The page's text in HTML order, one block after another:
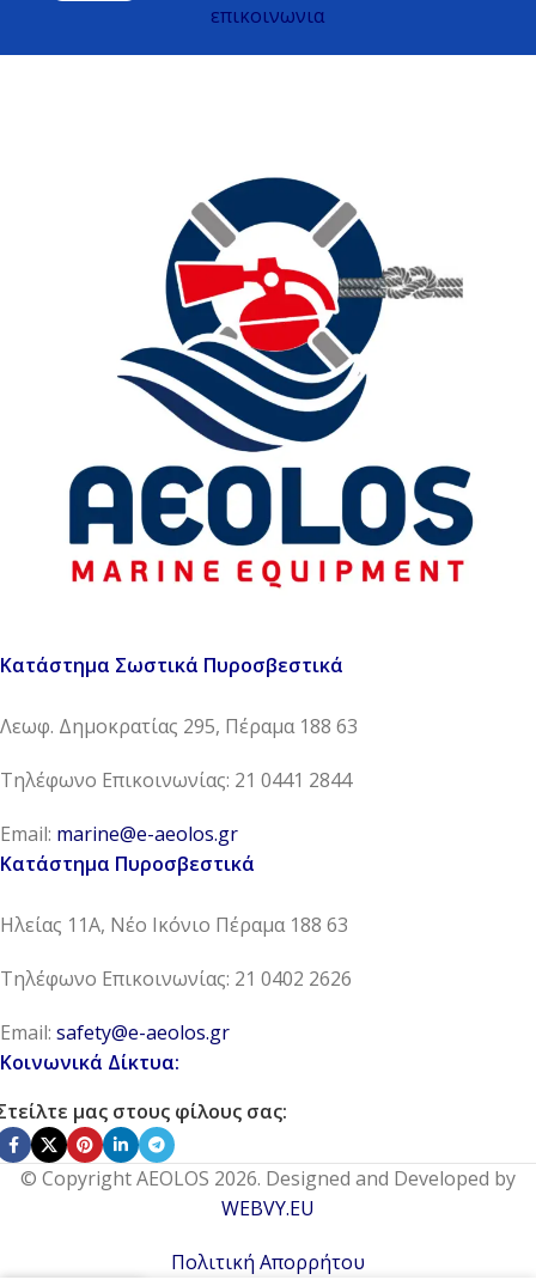
επικοινωνια
Κατάστημα Σωστικά Πυροσβεστικά
Λεωφ. Δημοκρατίας 295, Πέραμα 188 63
Τηλέφωνο Επικοινωνίας: 21 0441 2844
Email: marine@e-aeolos.gr
Κατάστημα Πυροσβεστικά
Ηλείας 11Α, Νέο Ικόνιο Πέραμα 188 63
Τηλέφωνο Επικοινωνίας: 21 0402 2626
Email: safety@e-aeolos.gr
Κοινωνικά Δίκτυα:
μας στους φίλους σας:
© Copyright AEOLOS 2026. Designed and Developed by
WEBVY.EU
Πολιτική Απορρήτου